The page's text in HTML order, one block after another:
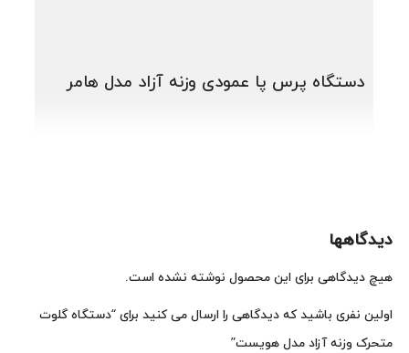
دستگاه پرس پا عمودی وزنه آزاد مدل هامر
دیدگاهها
هیچ دیدگاهی برای این محصول نوشته نشده است.
اولین نفری باشید که دیدگاهی را ارسال می کنید برای “دستگاه گلوت
متحرک وزنه آزاد مدل هویست”